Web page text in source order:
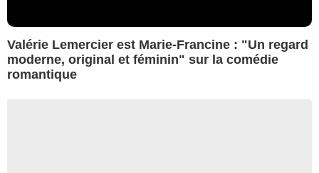
Valérie Lemercier est Marie-Francine : "Un regard
moderne, original et féminin" sur la comédie
romantique